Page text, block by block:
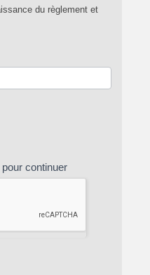
du règlement et
continuer